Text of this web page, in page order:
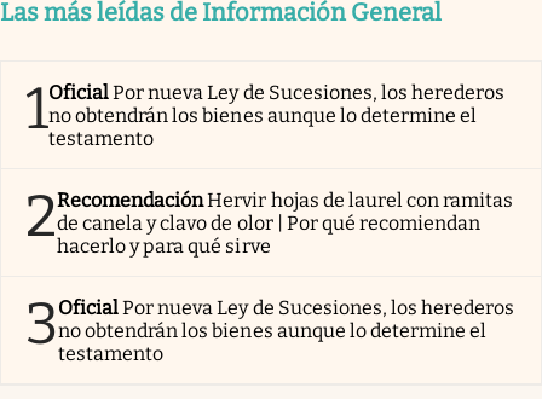
Las más leídas de Información General
1OficialPor nueva Ley de Sucesiones, los herederos
no obtendrán los bienes aunque lo determine el
testamento
2RecomendaciónHervir hojas de laurel con ramitas
de canela y clavo de olor | Por qué recomiendan
hacerlo y para qué sirve
3OficialPor nueva Ley de Sucesiones, los herederos
no obtendrán los bienes aunque lo determine el
testamento